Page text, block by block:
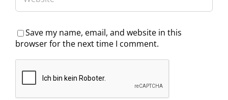
Save my name, email, and website in this
browser for the next time I comment.